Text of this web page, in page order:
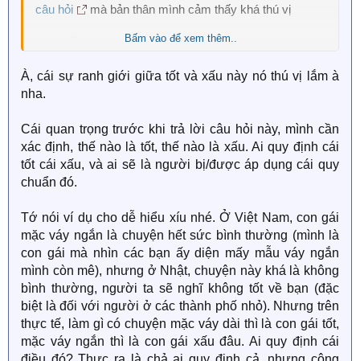
câu hỏi
mà bản thân mình cảm thấy khá thú vị
Khi nhắc đến cái tốt và cái xấu thì mình rất hay được
cách trái ngược này. Có người cho rằng ranh giới ấy
mỏng manh như 1 tờ giấy, chỉ cần một cú thúc nhẹ là
rằng ranh giới ấy là cả một bức tường, cần rất nhiều
biến cố mới có thể bước qua được.
Vậy, theo các bạn, ranh giới thực sự giữa
Hãy nêu quan điểm của bạn ở phần bình luận bên dưới
bài viết này và đừng quên "Donate" cho câu hỏi và
gameshow 5 sao cũng như like nhé
Bấm vào để xem thêm..
À, cái sự ranh giới giữa tốt và xấu này nó thú vị lắm à
nha.
Cái quan trọng trước khi trả lời câu hỏi này, mình cần
xác định, thế nào là tốt, thế nào là xấu. Ai quy định cái
tốt cái xấu, và ai sẽ là người bị/được áp dụng cái quy
chuẩn đó.
Tớ nói ví dụ cho dễ hiểu xíu nhé. Ở Việt Nam, con gái
mặc váy ngắn là chuyện hết sức bình thường (mình là
con gái mà nhìn các bạn ấy diện mấy mẫu váy ngắn
mình còn mê), nhưng ở Nhật, chuyện này khá là không
bình thường, người ta sẽ nghĩ không tốt về bạn (đặc
biệt là đối với người ở các thành phố nhỏ). Nhưng trên
thực tế, làm gì có chuyện mặc váy dài thì là con gái tốt,
mặc váy ngắn thì là con gái xấu đâu. Ai quy định cái